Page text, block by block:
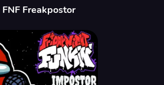
FNF Freakpostor